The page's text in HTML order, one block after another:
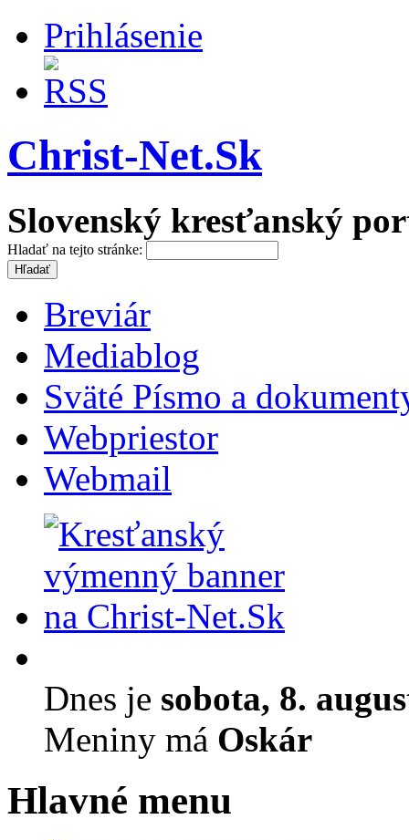
Prihlásenie
Christ-Net.Sk
Slovenský kresťanský
Hladať na tejto stránke:
Breviár
Mediablog
Sväté Písmo a
Webpriestor
Webmail
Dnes je sobota, 8.
Meniny má Oskár
Hlavné menu